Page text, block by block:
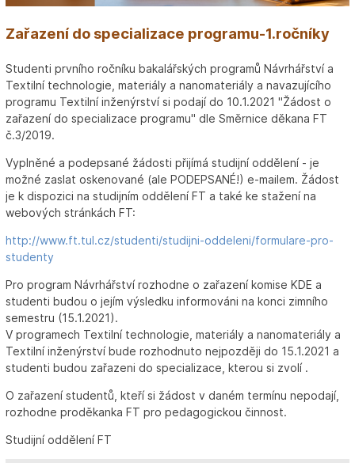
1 2 3 4 5 6 7
Zařazení do specializace programu-1.ročníky
Studenti prvního ročníku bakalářských programů Návrhářství a
Textilní technologie, materiály a nanomateriály a navazujícího
programu Textilní inženýrství si podají do 10.1.2021 "Žádost o
zařazení do specializace programu" dle Směrnice děkana FT
č.3/2019.
Vyplněné a podepsané žádosti přijímá studijní oddělení - je
možné zaslat oskenované (ale PODEPSANÉ!) e-mailem. Žádost
je k dispozici na studijním oddělení FT a také ke stažení na
webových stránkách FT:
http://www.ft.tul.cz/studenti/studijni-oddeleni/formulare-pro-
studenty
Pro program Návrhářství rozhodne o zařazení komise KDE a
studenti budou o jejím výsledku informováni na konci zimního
semestru (15.1.2021).
V programech Textilní technologie, materiály a nanomateriály a
Textilní inženýrství bude rozhodnuto nejpozději do 15.1.2021 a
studenti budou zařazeni do specializace, kterou si zvolí .
O zařazení studentů, kteří si žádost v daném termínu nepodají,
rozhodne proděkanka FT pro pedagogickou činnost.
Studijní oddělení FT